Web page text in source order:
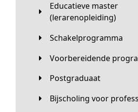
Educatieve master
(lerarenopleiding)
Schakelprogramma
Voorbereidende
Postgraduaat
Bijscholing voor